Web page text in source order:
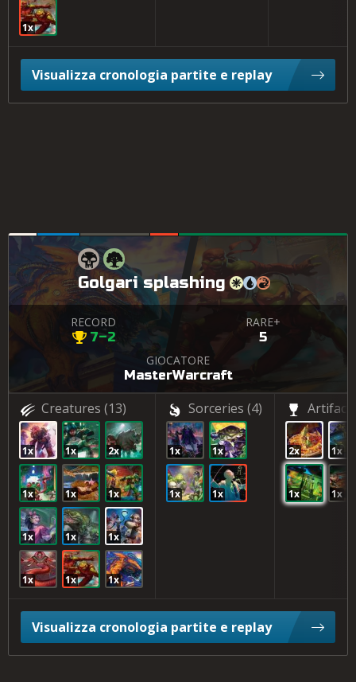
1x
Visualizza cronologia partite e replay
Golgari splashing
RECORD
7–2
RARE+
5
GIOCATORE
MasterWarcraft
Creatures (13)
1x 1x 2x
1x 1x 1x
1x 1x 1x
1x 1x 1x
Sorceries (4)
1x 1x
1x 1x
2x 1x
1x 1x
Visualizza cronologia partite e replay